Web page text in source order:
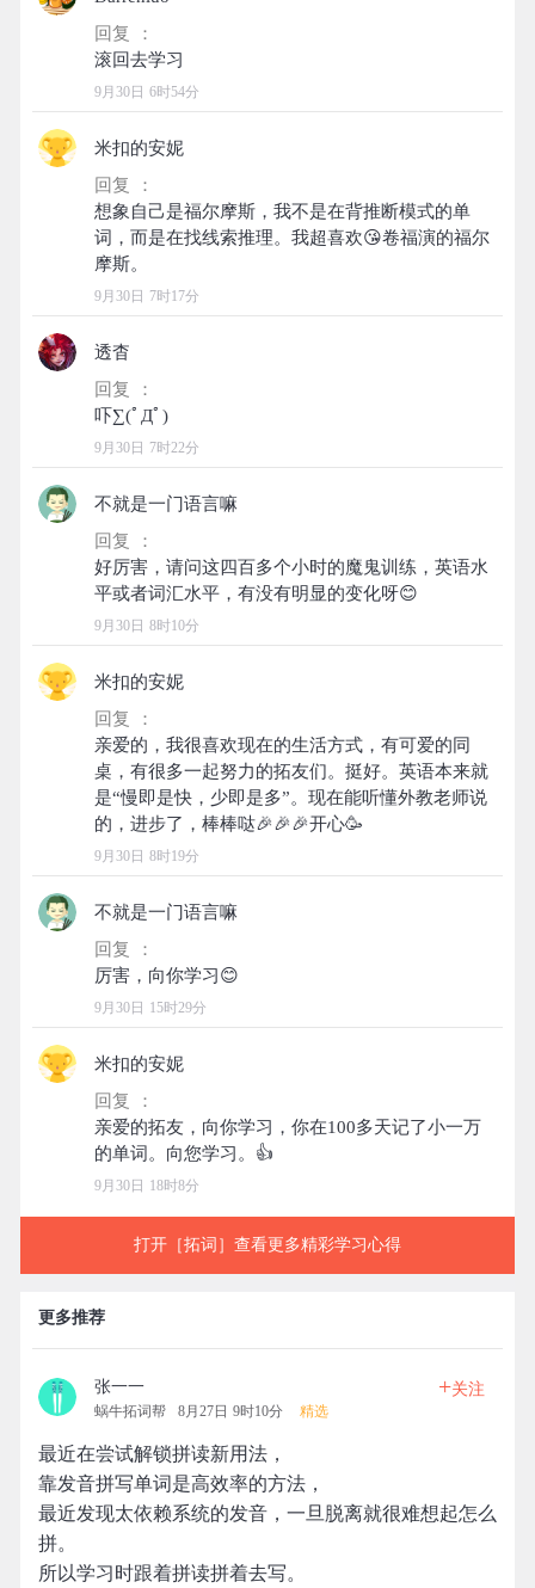
回复 ：
9月30日 6时54分
米扣的安妮
回复 ：
想象自己是福尔摩斯，我不是在背推断模式的单
词，而是在找线索推理。我超喜欢😘卷福演的福尔
9月30日 7时17分
透杳
回复 ：
9月30日 7时22分
不就是一门语言嘛
回复 ：
好厉害，请问这四百多个小时的魔鬼训练，英语水
9月30日 8时10分
米扣的安妮
回复 ：
亲爱的，我很喜欢现在的生活方式，有可爱的同
桌，有很多一起努力的拓友们。挺好。英语本来就
是“慢即是快，少即是多”。现在能听懂外教老师说
9月30日 8时19分
不就是一门语言嘛
回复 ：
9月30日 15时29分
米扣的安妮
回复 ：
亲爱的拓友，向你学习，你在100多天记了小一万
9月30日 18时8分
打开［拓词］查看更多精彩学习心得
更多推荐
张一一
蜗牛拓词帮 8月27日 9时10分 精选
+关注
最近在尝试解锁拼读新用法，
靠发音拼写单词是高效率的方法，
最近发现太依赖系统的发音，一旦脱离就很难想起怎么
拼。
所以学习时跟着拼读拼着去写。